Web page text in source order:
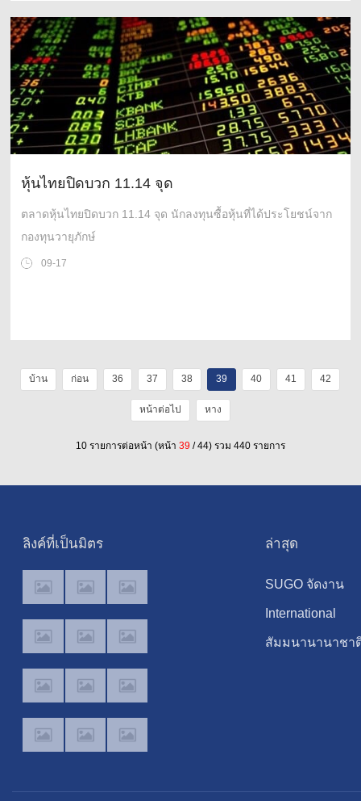
หุ้นไทยปิดบวก 11.14 จุด
ตลาดหุ้นไทยปิดบวก 11.14 จุด นักลงทุนซื้อหุ้นที่ได้ประโยชน์จาก
กองทุนวายุภักษ์
09-17
บ้าน ก่อน 36 37 38 39 40 41 42
หน้าต่อไป หาง
10 รายการต่อหน้า (หน้า 39 / 44) รวม 440 รายการ
ลิงค์ที่เป็นมิตร ล่าสุด
SUGO จัดงาน
เฉลิมฉลองคอม
ตี้ครั้งแรก สะท้อ
International
Forum
สัมมนานานาชา